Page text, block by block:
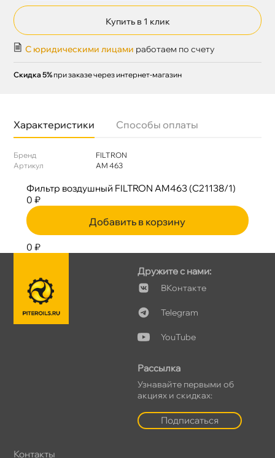
Купить в 1 клик
С юридическими лицами работаем по счету
Скидка 5% при заказе через интернет-магазин
Характеристики Способы оплаты
Бренд
FILTRON
Артикул
AM 463
Фильтр воздушный FILTRON AM463 (C21138/1)
0 ₽
Добавить в корзину
0 ₽
Дружите с нами:
Контакте
Telegram
YouTube
Рассылка
Узнавайте первыми о
акциях и скидках:
Подписаться
Контакты